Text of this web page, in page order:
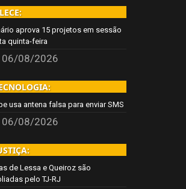
aprova 15 projetos em sessão
quinta-feira
06/08/2026
usa antena falsa para enviar SMS
06/08/2026
de Lessa e Queiroz são
pelo TJ-RJ